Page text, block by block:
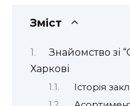
Зміст
Знайомство зі
Харкові
Історія